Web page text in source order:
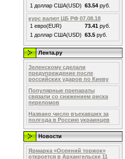
1 доллар США(USD) 63.54 руб.
курс валют ЦБ РФ 07.08.18
1 евро(EUR)
73.41 руб.
1 доллар США(USD) 63.5 руб.
Лента.ру
Зеленскому сделали
предупреждение после
российских ударов по Киеву
Популярные препараты
связали со снижением риска
переломов
Названо число въехавших за
полгода в Россию украинцев
Новости
Ярмарка «Осенний торжок»
откроется в Архангельске 11